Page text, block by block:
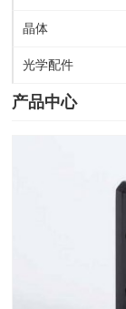
晶体
光学配件
产品中心